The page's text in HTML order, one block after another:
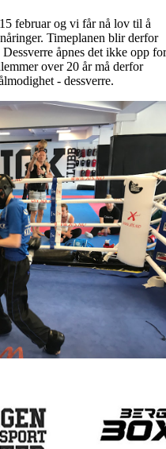
februar og vi får nå lov til å
Timeplanen blir derfor
åpnes det ikke opp for
over 20 år må derfor
- dessverre.